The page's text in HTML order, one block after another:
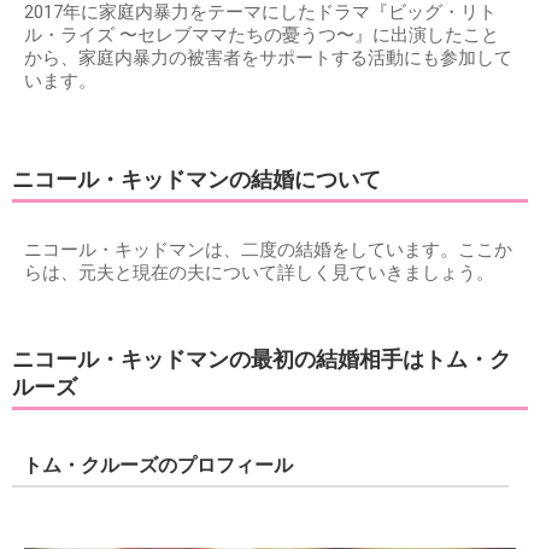
2017年に家庭内暴力をテーマにしたドラマ『ビッグ・リト
ル・ライズ 〜セレブママたちの憂うつ〜』に出演したこと
から、家庭内暴力の被害者をサポートする活動にも参加して
います。
ニコール・キッドマンの結婚について
ニコール・キッドマンは、二度の結婚をしています。ここか
らは、元夫と現在の夫について詳しく見ていきましょう。
ニコール・キッドマンの最初の結婚相手はトム・ク
ルーズ
トム・クルーズのプロフィール